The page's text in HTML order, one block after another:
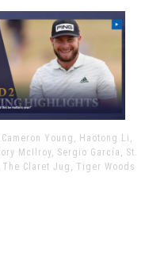
Cameron Young , Haotong Li ,
McIlroy, Sergio García , St.
The Claret Jug , Tiger Woods